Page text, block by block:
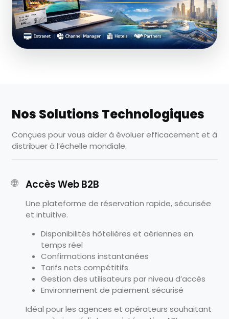
Nos Solutions Technologiques
Conçues pour vous aider à évoluer efficacement et à
distribuer à l’échelle mondiale.
🌐 Accès Web B2B
Une plateforme de réservation rapide, sécurisée
et intuitive.
Disponibilités hôtelières et aériennes en
temps réel
Confirmations instantanées
Tarifs nets compétitifs
Gestion des utilisateurs par niveau d’accès
Environnement de paiement sécurisé
Idéal pour les agences et opérateurs souhaitant